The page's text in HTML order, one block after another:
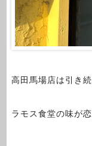
高田馬場店は引き
ラモス食堂の味が